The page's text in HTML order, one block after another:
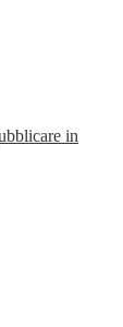
in